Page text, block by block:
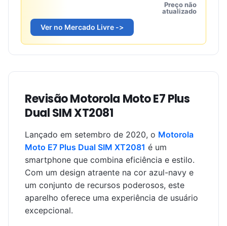
Preço não
atualizado
Ver no Mercado Livre ->
Revisão Motorola Moto E7 Plus
Dual SIM XT2081
Lançado em setembro de 2020, o Motorola
Moto E7 Plus Dual SIM XT2081 é um
smartphone que combina eficiência e estilo.
Com um design atraente na cor azul-navy e
um conjunto de recursos poderosos, este
aparelho oferece uma experiência de usuário
excepcional.